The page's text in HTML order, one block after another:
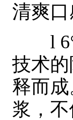
清爽
l 6°
技术
释而
浆，